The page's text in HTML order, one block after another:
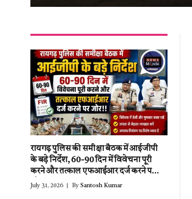
रायगढ़ पुलिस की समीक्षा बैठक में आईजीपी
के बड़े निर्देश, 60-90 दिन में विवेचना पूरी
करने और तत्काल एफआईआर दर्ज करने पर
जोर!!
July 31, 2026 By Santosh Kumar